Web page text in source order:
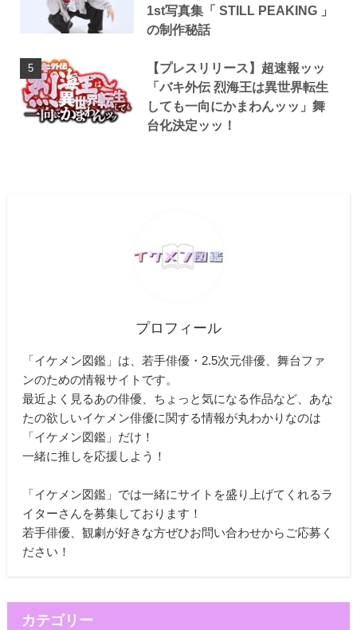
1st写真集「 STILL PEAKING 」
の制作秘話
【プレスリリース】超速報ッッ
「バキ外伝 烈海王は異世界転生
しても一向にかまわんッッ」舞
台化決定ッッ！
プロフィール
「イケメン図鑑」は、若手俳優・2.5次元俳優、舞台ファ
ンのための情報サイトです。
最近よく見るあの俳優、ちょっと気になる作品など、あな
たの欲しいイケメン俳優に関する情報が丸わかりなのは
「イケメン図鑑」だけ！
一緒に推しを応援しよう！
「イケメン図鑑」では一緒にサイトを盛り上げてくれるラ
イターさんを募集しております！
若手俳優、観劇が好きな方ぜひお問い合わせからご応募く
ださい！
カテゴリー